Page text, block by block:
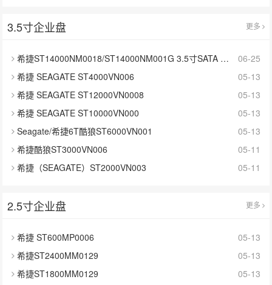
3.5寸企业盘 更多
希捷ST14000NM0018/ST14000NM001G 3.5寸SATA 14TB硬盘
06-25
希捷 SEAGATE ST4000VN006
05-13
希捷 SEAGATE ST12000VN0008
05-13
希捷 SEAGATE ST10000VN000
05-13
Seagate/希捷6T酷狼ST6000VN001
05-13
希捷酷狼ST3000VN006
05-11
希捷（SEAGATE）ST2000VN003
05-11
2.5寸企业盘 更多
希捷 ST600MP0006
05-13
希捷ST2400MM0129
05-13
希捷ST1800MM0129
05-13